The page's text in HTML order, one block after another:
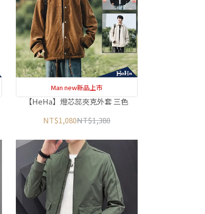
Man new新品上市
【HeHa】燈芯蕊夾克外套 三色
NT$1,080NT$1,380